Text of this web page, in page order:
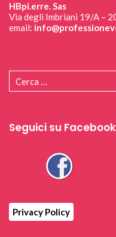
HBpi.erre. Sas
Via degli Imbriani 19/A –
email:
Seguici su Facebook
Privacy Policy